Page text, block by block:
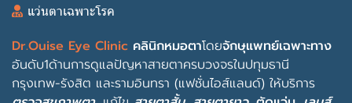
แว่นตาเฉพาะโรค
Dr.Ouise Eye Clinic คลินิกหมอตาโดยจักษุแพทย์เฉพาะทาง
อันดับ1ด้านการดูแลปัญหาสายตาครบวงจรในปทุมธานี
กรุงเทพ-รังสิต และรามอินทรา (แฟชั่นไอส์แลนด์) ให้บริการ